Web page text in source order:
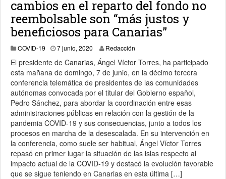
cambios en el reparto del fondo no
reembolsable son “más justos y
beneficiosos para Canarias”
COVID-19 7 junio, 2020 7 junio, 2020
Redacción
El presidente de Canarias, Ángel Víctor Torres, ha participado
esta mañana de domingo, 7 de junio, en la décimo tercera
conferencia telemática de presidentes de las comunidades
autónomas convocada por el titular del Gobierno español,
Pedro Sánchez, para abordar la coordinación entre esas
administraciones públicas en relación con la gestión de la
pandemia COVID-19 y sus consecuencias, junto a todos los
procesos en marcha de la desescalada. En su intervención en
la conferencia, como suele ser habitual, Ángel Víctor Torres
repasó en primer lugar la situación de las islas respecto al
impacto actual de la COVID-19 y destacó la evolución favorable
que se sigue teniendo en Canarias en esta última […]